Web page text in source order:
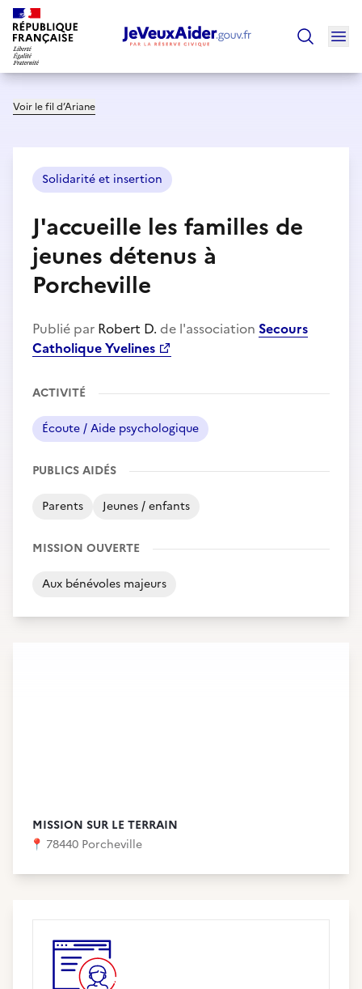
Voir le fil d’Ariane
Solidarité et insertion
J'accueille les familles de
jeunes détenus à
Porcheville
Publié par Robert D. de l'association Secours
Catholique Yvelines
ACTIVITÉ
Écoute / Aide psychologique
PUBLICS AIDÉS
Parents Jeunes / enfants
MISSION OUVERTE
Aux bénévoles majeurs
MISSION SUR LE TERRAIN
📍 78440 Porcheville